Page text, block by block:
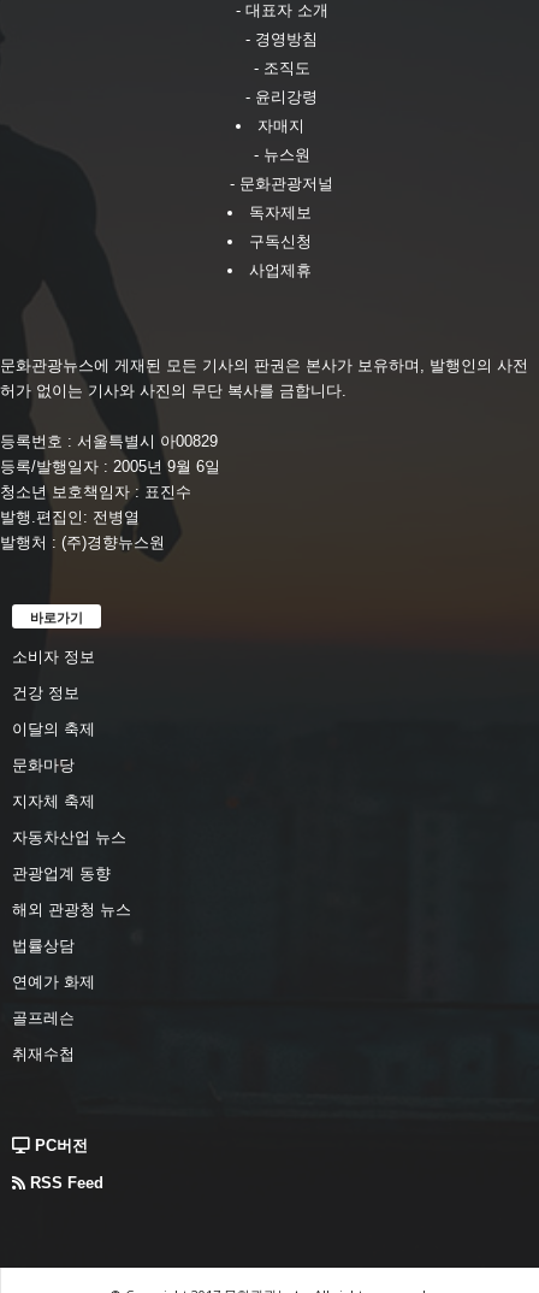
- 대표자 소개
- 경영방침
- 조직도
- 윤리강령
자매지
- 뉴스원
- 문화관광저널
독자제보
구독신청
사업제휴
문화관광뉴스에 게재된 모든 기사의 판권은 본사가 보유하며, 발행인의 사전
허가 없이는 기사와 사진의 무단 복사를 금합니다.
등록번호 : 서울특별시 아00829
등록/발행일자 : 2005년 9월 6일
청소년 보호책임자 : 표진수
발행.편집인: 전병열
발행처 : (주)경향뉴스원
바로가기
소비자 정보
건강 정보
이달의 축제
문화마당
지자체 축제
자동차산업 뉴스
관광업계 동향
해외 관광청 뉴스
법률상담
연예가 화제
골프레슨
취재수첩
PC버전
RSS Feed